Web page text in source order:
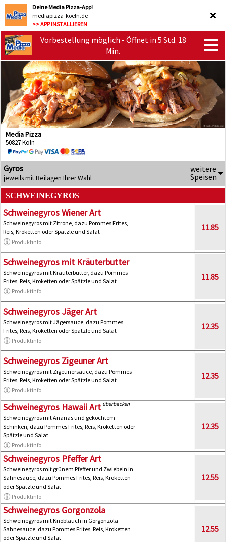
Deine Media Pizza-App!
mediapizza-koeln.de
>> APP INSTALLIEREN
Vorbestellung möglich - Öffnet in 5 Std. 18
Min.
Media Pizza
50827 Köln
Gyros
jeweils mit Beilagen Ihrer Wahl
weitere
Speisen
SCHWEINEGYROS
Schweinegyros Wiener Art
Schweinegyros mit Zitrone, dazu Pommes Frites,
Reis, Kroketten oder Spätzle und Salat
Produktinfo
11.85
Schweinegyros mit Kräuterbutter
Schweinegyros mit Kräuterbutter, dazu Pommes
Frites, Reis, Kroketten oder Spätzle und Salat
Produktinfo
11.85
Schweinegyros Jäger Art
Schweinegyros mit Jägersauce, dazu Pommes
Frites, Reis, Kroketten oder Spätzle und Salat
Produktinfo
12.35
Schweinegyros Zigeuner Art
Schweinegyros mit Zigeunersauce, dazu Pommes
Frites, Reis, Kroketten oder Spätzle und Salat
Produktinfo
12.35
Schweinegyros Hawaii Art überbacken
Schweinegyros mit Ananas und gekochtem
Schinken, dazu Pommes Frites, Reis, Kroketten oder
Spätzle und Salat
Produktinfo
12.35
Schweinegyros Pfeffer Art
Schweinegyros mit grünem Pfeffer und Zwiebeln in
Sahnesauce, dazu Pommes Frites, Reis, Kroketten
oder Spätzle und Salat
Produktinfo
12.55
Schweinegyros Gorgonzola
Schweinegyros mit Knoblauch in Gorgonzola-
Sahnesauce, dazu Pommes Frites, Reis, Kroketten
oder Spätzle und Salat
12.55